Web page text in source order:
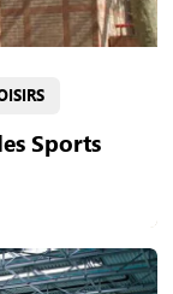
Sports